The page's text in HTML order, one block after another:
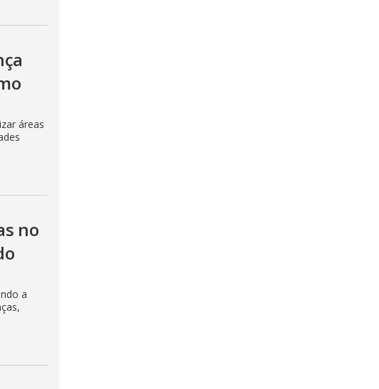
áreas
no
a